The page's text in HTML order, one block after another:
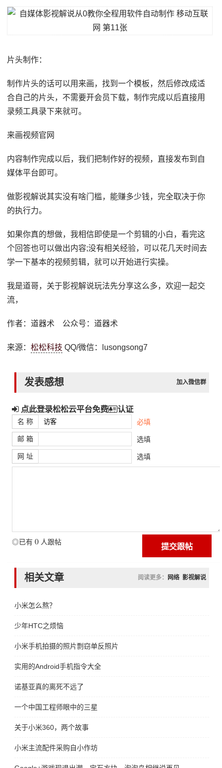
片头制作：
制作片头的话可以用来画，找到一个模板，然后修改成适
合自己的片头，不需要开会员下载，制作完成以后直接用
录频工具录下来就可。
来画视频官网
内容制作完成以后，我们把制作好的视频，直接发布到自
媒体平台即可。
做影视解说其实没有啥门槛，能赚多少钱，完全取决于你
的执行力。
如果你真的想做，我相信即使是一个剪辑的小白，看完这
个回答也可以做出内容;没有相关经验，可以花几天时间去
学一下基本的视频剪辑，就可以开始进行实操。
我是道哥，关于影视解说玩法先分享这么多，欢迎一起交
流，
作者：道器术 公众号：道器术
来源：松松科技 QQ/微信：lusongsong7
发表感想 加入微信群
点此登录松松云平台免费 认证
名 称 必填
邮 箱 选填
网 址 选填
◎已有 0 人跟帖
相关文章 阅读更多： 网络 影视解说
小米怎么熬？
少年HTC之烦恼
小米手机拍摄的照片剽窃单反照片
实用的Android手机指令大全
诺基亚真的离死不远了
一个中国工程师眼中的三星
关于小米360，两个故事
小米主流配件采购自小作坊